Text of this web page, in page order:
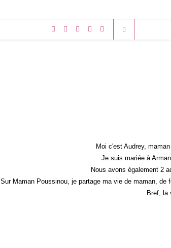
Moi c'est Audrey,
Je suis mariée à
Nous avons également 2
Sur Maman Poussinou, je partage ma vie de maman,
Bref, la